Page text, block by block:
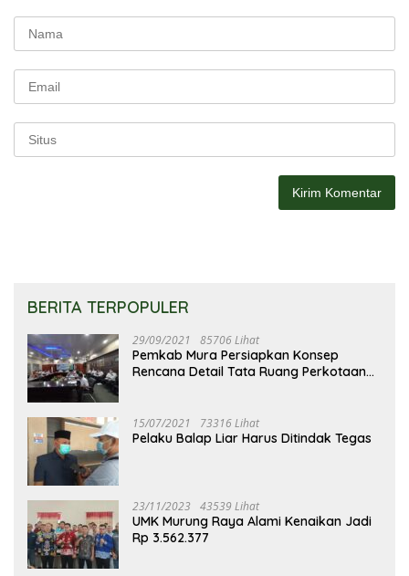
BERITA TERPOPULER
29/09/2021 85706 Lihat
Pemkab Mura Persiapkan Konsep
Rencana Detail Tata Ruang Perkotaan
15/07/2021 73316 Lihat
Pelaku Balap Liar Harus Ditindak Tegas
23/11/2023 43539 Lihat
UMK Murung Raya Alami Kenaikan Jadi
Rp 3.562.377